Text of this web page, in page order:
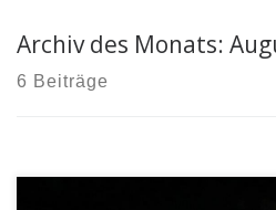
Archiv des Monats:
6 Beiträge